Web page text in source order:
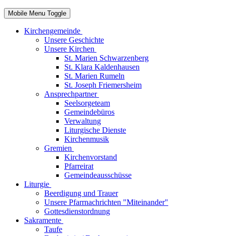
Mobile Menu Toggle
Kirchengemeinde
Unsere Geschichte
Unsere Kirchen
St. Marien Schwarzenberg
St. Klara Kaldenhausen
St. Marien Rumeln
St. Joseph Friemersheim
Ansprechpartner
Seelsorgeteam
Gemeindebüros
Verwaltung
Liturgische Dienste
Kirchenmusik
Gremien
Kirchenvorstand
Pfarreirat
Gemeindeausschüsse
Liturgie
Beerdigung und Trauer
Unsere Pfarrnachrichten "Miteinander"
Gottesdienstordnung
Sakramente
Taufe